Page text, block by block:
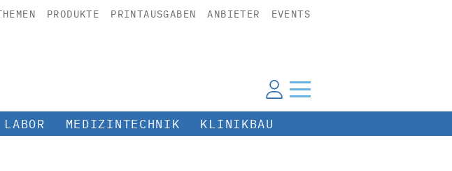
PRODUKTE PRINTAUSGABEN ANBIETER EVENTS
LABOR MEDIZINTECHNIK KLINIKBAU